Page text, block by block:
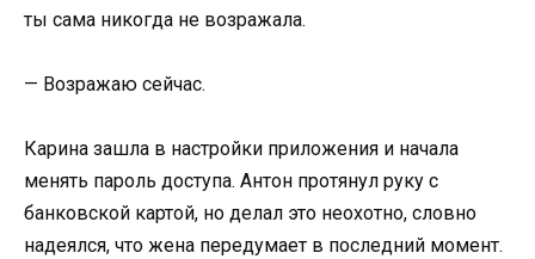
ты сама никогда не возражала.
— Возражаю сейчас.
Карина зашла в настройки приложения и начала
менять пароль доступа. Антон протянул руку с
банковской картой, но делал это неохотно, словно
надеялся, что жена передумает в последний момент.